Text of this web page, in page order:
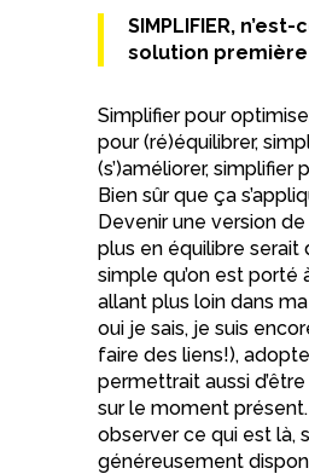
SIMPLIFIER,
solution première
Simplifier pour
pour (ré)équilibrer,
(s’)améliorer, simplifier
Bien sûr que ça
Devenir une version
plus en équilibre serait
simple qu’on est porté
allant plus loin dans
oui je sais, je suis
faire des liens!),
permettrait aussi
sur le moment
observer ce qui est là,
généreusement